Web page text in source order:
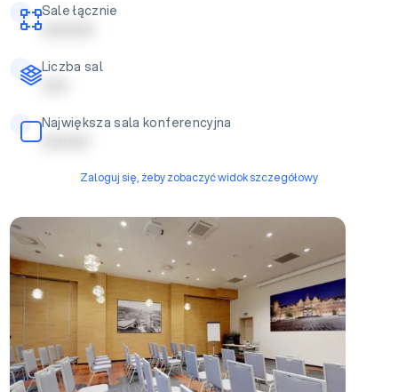
Sale łącznie
| | | | | | | | | |
Liczba sal
| | | | |
Największa sala konferencyjna
| | | | | | | | |
Zaloguj się, żeby zobaczyć widok szczegółowy
Sala konferencyjna Gdańsk